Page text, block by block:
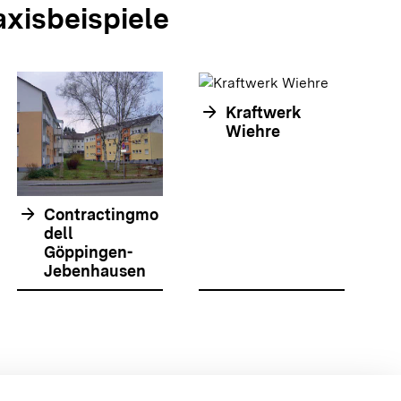
arrow_forward Contractingmo
dell
Göppingen-
Jebenhausen
arrow_forward Kraftwerk
Wiehre
springen
springen